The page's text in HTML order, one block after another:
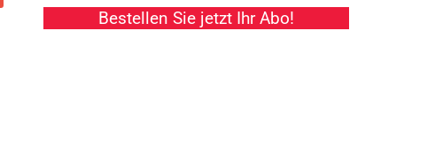
Bestellen Sie jetzt Ihr Abo!